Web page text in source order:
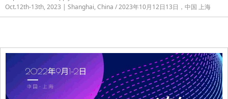
Oct.12th-13th, 2023 | Shanghai, China / 2023年10月12日13日，中国 上海